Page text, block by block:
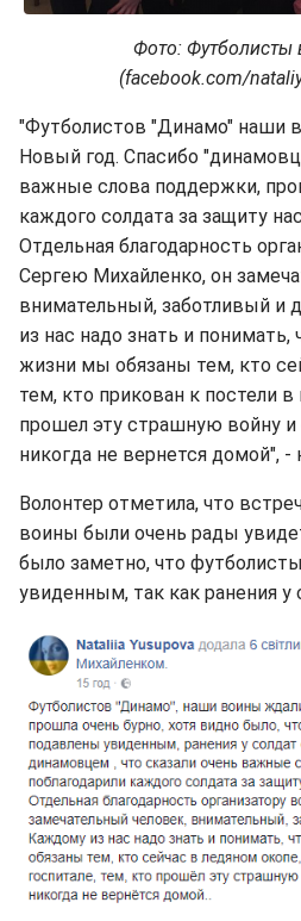
Фото: Футболисты
(facebook.com/
"Футболистов "Динамо" наши
Новый год. Спасибо
важные слова поддержки,
каждого солдата за защиту
Отдельная благодарность
Сергею Михайленко, он
внимательный, заботливый и
из нас надо знать и
жизни мы обязаны тем, кто
тем, кто прикован к постели в
прошел эту страшную войну
никогда не вернется домой", -
Волонтер отметила, что
воины были очень рады
было заметно, что
увиденным, так как ранения у